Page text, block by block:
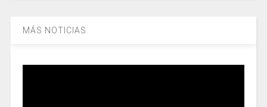
MÁS NOTICIAS